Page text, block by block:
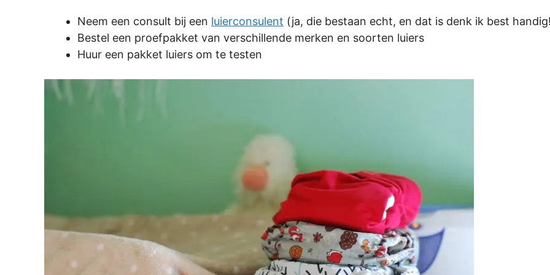
Neem een consult bij een luierconsulent (ja, die bestaan echt, en dat is denk ik best
Bestel een proefpakket van verschillende merken en soorten luiers
Huur een pakket luiers om te testen